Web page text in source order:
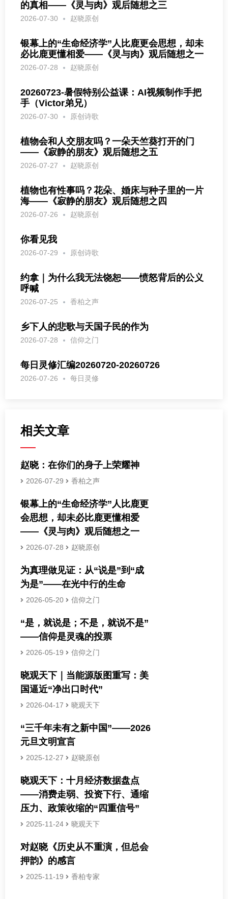
的真相——《灵与肉》观后随想之三
2026-07-30 赵晓原创
银幕上的“生命经济学”人比鹿更会思想，却未
必比鹿更懂相爱——《灵与肉》观后随想之一
2026-07-28 赵晓原创
20260723-暑假特别公益课：AI视频制作手把
手（Victor弟兄）
2026-07-30 原创诗歌
植物会和人交朋友吗？一朵天竺葵打开的门
——《寂静的朋友》观后随想之五
2026-07-27 赵晓原创
植物也有性事吗？花朵、婚床与种子里的一片
海——《寂静的朋友》观后随想之四
2026-07-26 赵晓原创
你看见我
2026-07-29 原创诗歌
约拿｜为什么我无法饶恕——愤怒背后的公义
呼喊
2026-07-25 香柏之声
乡下人的悲歌与天国子民的作为
2026-07-28 信仰之门
每日灵修汇编20260720-20260726
2026-07-26 每日灵修
相关文章
赵晓：在你们的身子上荣耀神
2026-07-29 香柏之声
银幕上的“生命经济学”人比鹿更
会思想，却未必比鹿更懂相爱
——《灵与肉》观后随想之一
2026-07-28 赵晓原创
为真理做见证：从“说是”到“成
为是”——在光中行的生命
2026-05-20 信仰之门
“是，就说是；不是，就说不是”
——信仰是灵魂的投票
2026-05-19 信仰之门
晓观天下｜当能源版图重写：美
国逼近“净出口时代”
2026-04-17 晓观天下
“三千年未有之新中国”——2026
元旦文明宣言
2025-12-27 赵晓原创
晓观天下：十月经济数据盘点
——消费走弱、投资下行、通缩
压力、政策收缩的“四重信号”
2025-11-24 晓观天下
对赵晓《历史从不重演，但总会
押韵》的感言
2025-11-19 香柏专家